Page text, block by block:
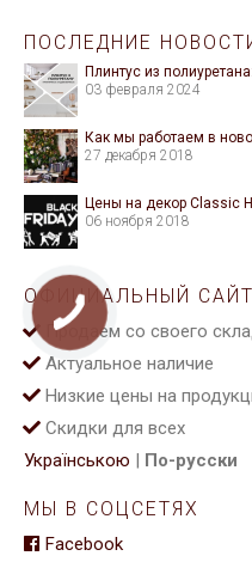
ПОСЛЕДНИЕ
Плинтус из
03 февраля 2024
Как мы работаем в
27 декабря 2018
Цены на декор Classic
06 ноября 2018
ОФИЦИАЛЬНЫЙ САЙТ
Продаем со своего
Актуальное наличие
Низкие цены на
Скидки для всех
Українською | По-русски
МЫ В СОЦСЕТЯХ
Facebook